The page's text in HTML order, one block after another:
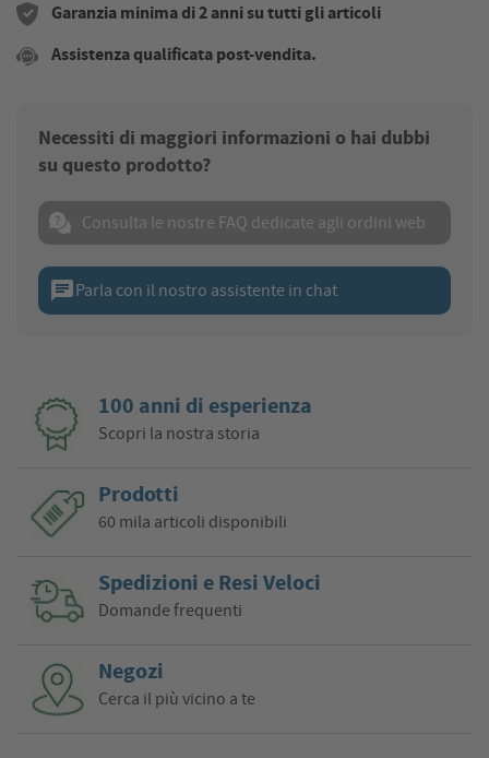
Garanzia minima di 2 anni su tutti gli articoli
Assistenza qualificata post-vendita.
Necessiti di maggiori informazioni o hai dubbi
su questo prodotto?
Consulta le nostre FAQ dedicate agli ordini web
chatParla con il nostro assistente in chat
100 anni di esperienza
Scopri la nostra storia
Prodotti
60 mila articoli disponibili
Spedizioni e Resi Veloci
Domande frequenti
Negozi
Cerca il più vicino a te